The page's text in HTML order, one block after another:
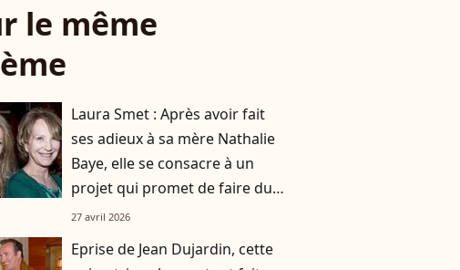
le même
Laura Smet : Après avoir fait
ses adieux à sa mère Nathalie
Baye, elle se consacre à un
projet qui promet de faire du
bruit
27 avril 2026
Eprise de Jean Dujardin, cette